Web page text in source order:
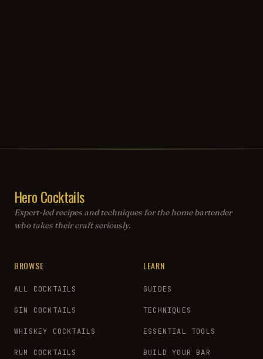
Hero Cocktails
Expert-led recipes and techniques for the home bartender
who takes their craft seriously.
BROWSE
ALL COCKTAILS
GIN COCKTAILS
WHISKEY COCKTAILS
RUM COCKTAILS
LEARN
GUIDES
TECHNIQUES
ESSENTIAL TOOLS
BUILD YOUR BAR